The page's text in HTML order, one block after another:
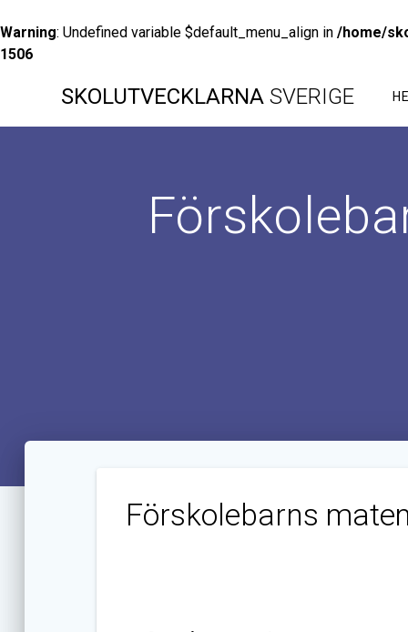
Warning: Undefined variable $default_menu_align in /home/
1506
SKOLUTVECKLARNA SVERIGE
Förskolebarns